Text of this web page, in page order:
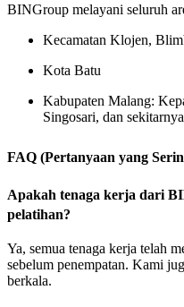
BINGroup melayani seluruh
Kecamatan Klojen,
Kota Batu
Kabupaten Malang:
Singosari, dan
FAQ (Pertanyaan yang
Apakah tenaga kerja dari
pelatihan?
Ya, semua tenaga kerja telah
sebelum penempatan. Kami
berkala.